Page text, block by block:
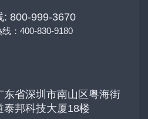
: 800-999-3670
：400-830-9180
东省深圳市南山区粤海街
泰邦科技大厦18楼